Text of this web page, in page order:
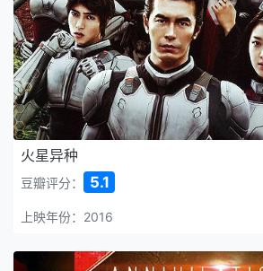
火星异种
豆瓣评分： 5.1
上映年份：2016